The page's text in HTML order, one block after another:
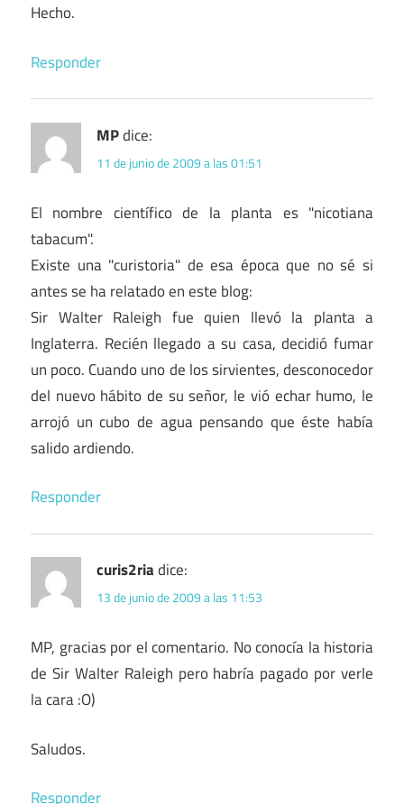
Hecho.
Responder
MPdice:
11 de junio de 2009 a las 01:51
El nombre científico de la planta es "nicotiana
tabacum".
Existe una "curistoria" de esa época que no sé si
antes se ha relatado en este blog:
Sir Walter Raleigh fue quien llevó la planta a
Inglaterra. Recién llegado a su casa, decidió fumar
un poco. Cuando uno de los sirvientes, desconocedor
del nuevo hábito de su señor, le vió echar humo, le
arrojó un cubo de agua pensando que éste había
salido ardiendo.
Responder
curis2riadice:
13 de junio de 2009 a las 11:53
MP, gracias por el comentario. No conocía la historia
de Sir Walter Raleigh pero habría pagado por verle
la cara :O)
Saludos.
Responder